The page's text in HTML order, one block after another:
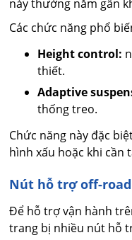
này thường nằm gần
Các chức năng phổ
Height control:
thiết.
Adaptive
thống treo.
Chức năng này đặc
hình xấu hoặc khi cần
Nút hỗ trợ off-road
Để hỗ trợ vận hành
trang bị nhiều nút hỗ